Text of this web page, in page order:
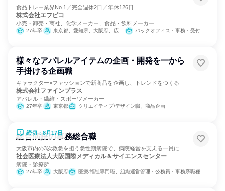
食品トレー業界No.1／完全週休2日／年休126日
株式会社エフピコ
小売・卸売・商社、化学メーカー、食品・飲料メーカー
27年卒 東京都、愛知県、大阪府、広島県 バックオフィス・事務・受付
様々なアパレルアイテムの企画・開発を一から
手掛ける企画職
キャラクター×ファッションで新商品を企画し、トレンドをつくる
株式会社ファインプラス
アパレル・繊維・スポーツメーカー
27年卒 東京都 クリエイティブ/デザイン職、商品企画
締切：8月17日
総合病院の事務総合職
大阪市内の3次救急を担う急性期病院で、病院経営を支える一員に
社会医療法人大阪国際メディカル＆サイエンスセンター
病院・診療所
27年卒 大阪府 医療/福祉専門職、組織運営管理・公務員・事務系職種